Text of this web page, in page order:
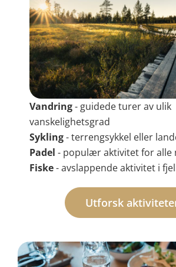
Vandring- guidede turer av ulik
vanskelighetsgrad
Sykling- terrengsykkel eller
Padel - populær aktivitet for alle
Fiske- avslappende aktivitet i
Utforsk